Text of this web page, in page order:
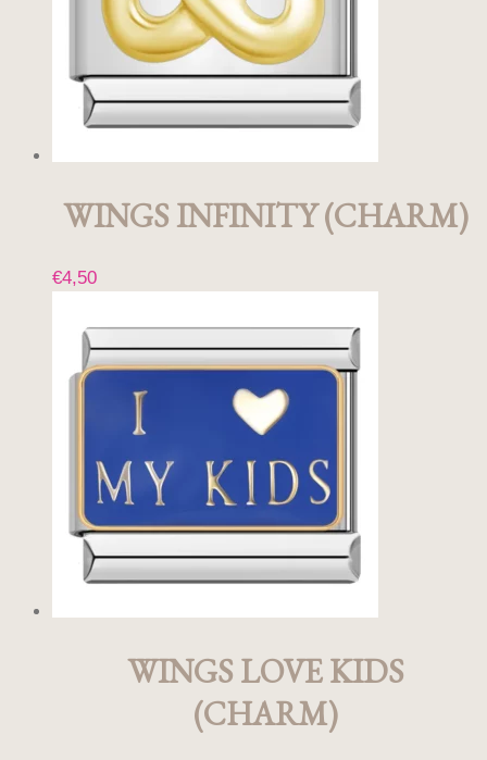
WINGS INFINITY (CHARM)
€4,50
WINGS LOVE KIDS
(CHARM)